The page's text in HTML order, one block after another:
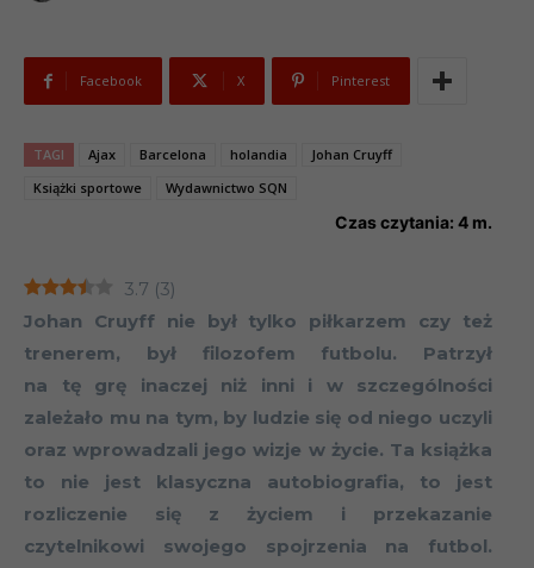
Facebook X Pinterest
TAGI Ajax Barcelona holandia
Johan Cruyff
Książki sportowe
Wydawnictwo SQN
Czas czytania: 4 m.
3.7 (3)
Johan Cruyff nie był tylko piłkarzem czy też
trenerem, był filozofem futbolu. Patrzył
na tę grę inaczej niż inni i w szczególności
zależało mu na tym, by ludzie się od niego uczyli
oraz wprowadzali jego wizje w życie. Ta książka
to nie jest klasyczna autobiografia, to jest
rozliczenie się z życiem i przekazanie
czytelnikowi swojego spojrzenia na futbol.